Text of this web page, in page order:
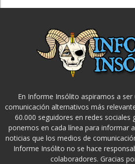
En Informe Insólito aspiramos a
comunicación alternativos más
60.000 seguidores en redes sociales
ponemos en cada línea para informar
noticias que los medios de
Informe Insólito no se hace
colaboradores. Gracias